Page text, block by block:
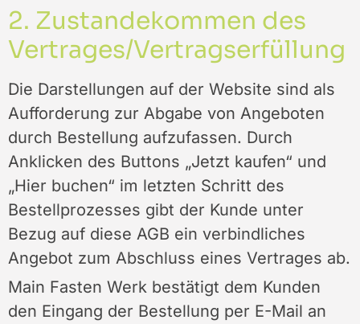
2. Zustandekommen des
Vertrages/Vertragserfüllung
Die Darstellungen auf der Website sind als
Aufforderung zur Abgabe von Angeboten
durch Bestellung aufzufassen. Durch
Anklicken des Buttons „Jetzt kaufen“ und
„Hier buchen“ im letzten Schritt des
Bestellprozesses gibt der Kunde unter
Bezug auf diese AGB ein verbindliches
Angebot zum Abschluss eines Vertrages ab.
Main Fasten Werk bestätigt dem Kunden
den Eingang der Bestellung per E-Mail an